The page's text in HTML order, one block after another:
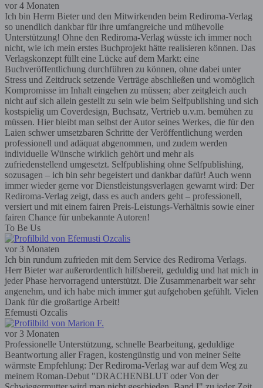
vor 4 Monaten
Ich bin Herrn Bieter und den Mitwirkenden beim Rediroma-Verlag
so unendlich dankbar für ihre umfangreiche und mühevolle
Unterstützung! Ohne den Rediroma-Verlag wüsste ich immer noch
nicht, wie ich mein erstes Buchprojekt hätte realisieren können. Das
Verlagskonzept füllt eine Lücke auf dem Markt: eine
Buchveröffentlichung durchführen zu können, ohne dabei unter
Stress und Zeitdruck setzende Verträge abschließen und womöglich
Kompromisse im Inhalt eingehen zu müssen; aber zeitgleich auch
nicht auf sich allein gestellt zu sein wie beim Selfpublishing und sich
kostspielig um Coverdesign, Buchsatz, Vertrieb u.v.m. bemühen zu
müssen. Hier bleibt man selbst der Autor seines Werkes, die für den
Laien schwer umsetzbaren Schritte der Veröffentlichung werden
professionell und adäquat abgenommen, und zudem werden
individuelle Wünsche wirklich gehört und mehr als
zufriedenstellend umgesetzt. Selfpublishing ohne Selfpublishing,
sozusagen – ich bin sehr begeistert und dankbar dafür! Auch wenn
immer wieder gerne vor Dienstleistungsverlagen gewarnt wird: Der
Rediroma-Verlag zeigt, dass es auch anders geht – professionell,
versiert und mit einem fairen Preis-Leistungs-Verhältnis sowie einer
fairen Chance für unbekannte Autoren!
To Be Us
vor 3 Monaten
Ich bin rundum zufrieden mit dem Service des Rediroma Verlags.
Herr Bieter war außerordentlich hilfsbereit, geduldig und hat mich in
jeder Phase hervorragend unterstützt. Die Zusammenarbeit war sehr
angenehm, und ich habe mich immer gut aufgehoben gefühlt. Vielen
Dank für die großartige Arbeit!
Efemusti Ozcalis
vor 3 Monaten
Professionelle Unterstützung, schnelle Bearbeitung, geduldige
Beantwortung aller Fragen, kostengünstig und von meiner Seite
wärmste Empfehlung: Der Rediroma-Verlag war auf dem Weg zu
meinem Roman-Debut "DRACHENBLUT oder Von der